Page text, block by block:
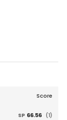
Score
SP 66.56 (1)